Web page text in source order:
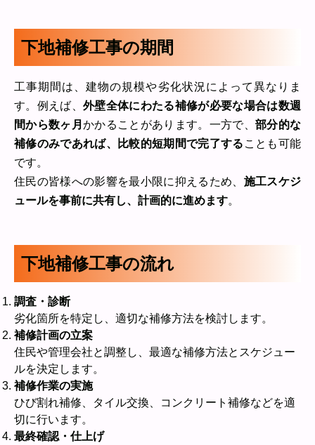
下地補修工事の期間
工事期間は、建物の規模や劣化状況によって異なりま
す。例えば、 外壁全体にわたる補修が必要な場合は数週
間から数ヶ月 かかることがあります。一方で、 部分的な
補修のみであれば、比較的短期間で完了する ことも可能
です。
住民の皆様への影響を最小限に抑えるため、 施工スケジ
ュールを事前に共有し、計画的に進めます。
下地補修工事の流れ
調査・診断
劣化箇所を特定し、適切な補修方法を検討します。
補修計画の立案
住民や管理会社と調整し、最適な補修方法とスケジュー
ルを決定します。
補修作業の実施
ひび割れ補修、タイル交換、コンクリート補修などを適
切に行います。
最終確認・仕上げ